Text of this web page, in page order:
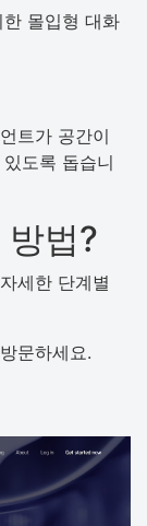
몰입형 대화
트가 공간이
도록 돕습니
법?
세한 단계별
문하세요.